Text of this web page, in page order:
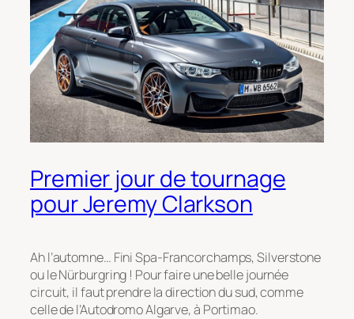
Premier jour de tournage
pour Jeremy Clarkson
Ah l’automne… Fini Spa-Francorchamps, Silverstone
ou le Nürburgring ! Pour faire une belle journée
circuit, il faut prendre la direction du sud, comme
celle de l’Autodromo Algarve, à Portimao.